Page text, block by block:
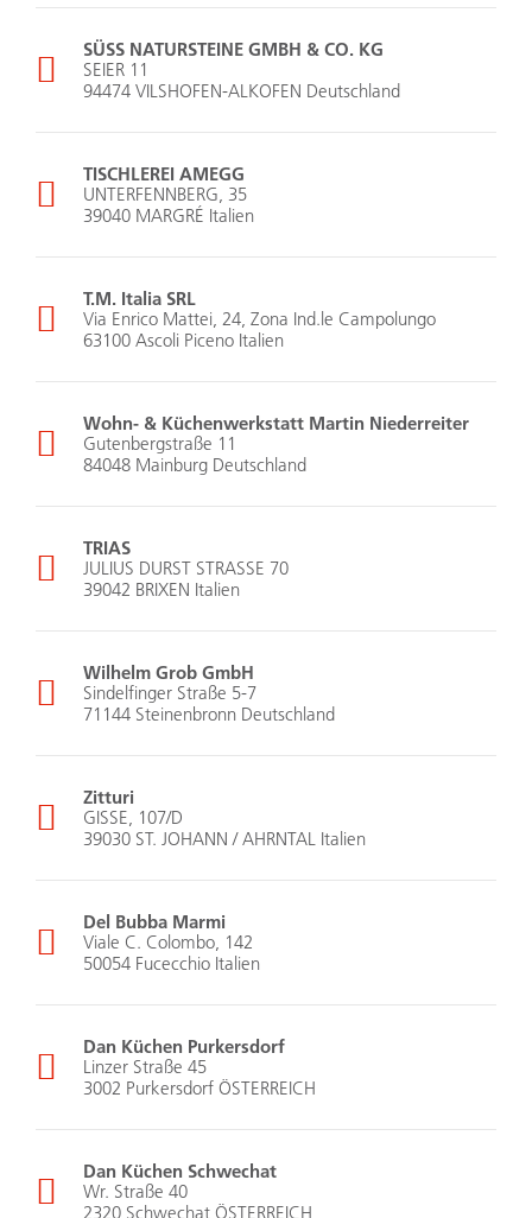
SÜSS NATURSTEINE GMBH & CO. KG
SEIER 11
94474 VILSHOFEN-ALKOFEN Deutschland
TISCHLEREI AMEGG
UNTERFENNBERG, 35
39040 MARGRÉ Italien
T.M. Italia SRL
Via Enrico Mattei, 24, Zona Ind.le Campolungo
63100 Ascoli Piceno Italien
Wohn- & Küchenwerkstatt Martin Niederreiter
Gutenbergstraße 11
84048 Mainburg Deutschland
TRIAS
JULIUS DURST STRASSE 70
39042 BRIXEN Italien
Wilhelm Grob GmbH
Sindelfinger Straße 5-7
71144 Steinenbronn Deutschland
Zitturi
GISSE, 107/D
39030 ST. JOHANN / AHRNTAL Italien
Del Bubba Marmi
Viale C. Colombo, 142
50054 Fucecchio Italien
Dan Küchen Purkersdorf
Linzer Straße 45
3002 Purkersdorf ÖSTERREICH
Dan Küchen Schwechat
Wr. Straße 40
2320 Schwechat ÖSTERREICH